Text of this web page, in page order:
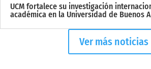
UCM fortalece su investigación
académica en la Universidad de Buenos
Ver más noticias